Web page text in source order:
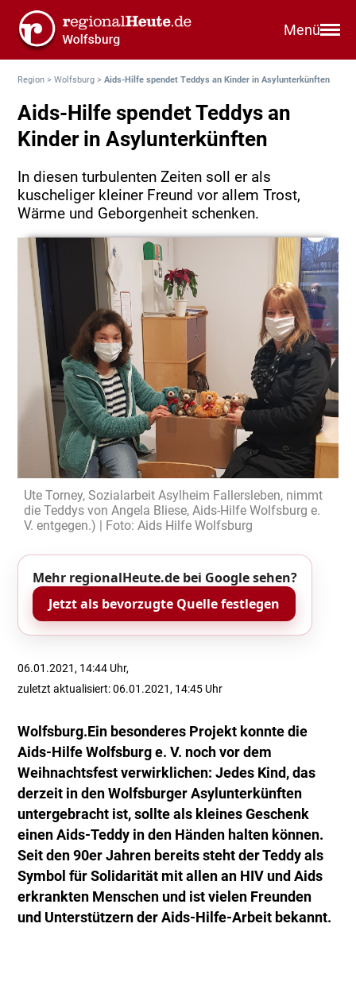
Menü
Region >Wolfsburg >Aids-Hilfe spendet Teddys an Kinder in Asylunterkünften
Aids-Hilfe spendet Teddys an
Kinder in Asylunterkünften
In diesen turbulenten Zeiten soll er als
kuscheliger kleiner Freund vor allem Trost,
Wärme und Geborgenheit schenken.
Ute Torney, Sozialarbeit Asylheim Fallersleben, nimmt
die Teddys von Angela Bliese, Aids-Hilfe Wolfsburg e.
V. entgegen.) | Foto: Aids Hilfe Wolfsburg
Mehr regionalHeute.de bei Google sehen?
Jetzt als bevorzugte Quelle festlegen
06.01.2021, 14:44 Uhr,
zuletzt aktualisiert: 06.01.2021, 14:45 Uhr
Wolfsburg.Ein besonderes Projekt konnte die
Aids-Hilfe Wolfsburg e. V. noch vor dem
Weihnachtsfest verwirklichen: Jedes Kind, das
derzeit in den Wolfsburger Asylunterkünften
untergebracht ist, sollte als kleines Geschenk
einen Aids-Teddy in den Händen halten können.
Seit den 90er Jahren bereits steht der Teddy als
Symbol für Solidarität mit allen an HIV und Aids
erkrankten Menschen und ist vielen Freunden
und Unterstützern der Aids-Hilfe-Arbeit bekannt.